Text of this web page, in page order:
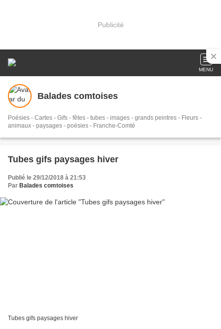
Publicité
MENU
Balades comtoises
Poésies - Cartes - Gifs - fêtes - tubes - images - grands peintres - Fleurs -
animaux - paysages - poésies - Franche-Comté
Tubes gifs paysages hiver
Publié le 29/12/2018 à 21:53
Par Balades comtoises
Tubes gifs paysages hiver